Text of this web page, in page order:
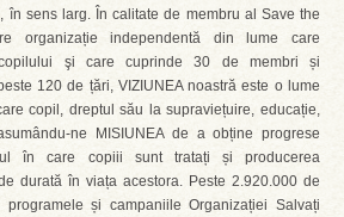
în sens larg. În calitate de membru al Save the
organizație independentă din lume care
copilului şi care cuprinde 30 de membri și
120 de țări, VIZIUNEA noastră este o lume
copil, dreptul său la supraviețuire, educație,
ne MISIUNEA de a obține progrese
în care copiii sunt tratați și producerea
durată în viața acestora. Peste 2.920.000 de
și campaniile Organizației Salvați